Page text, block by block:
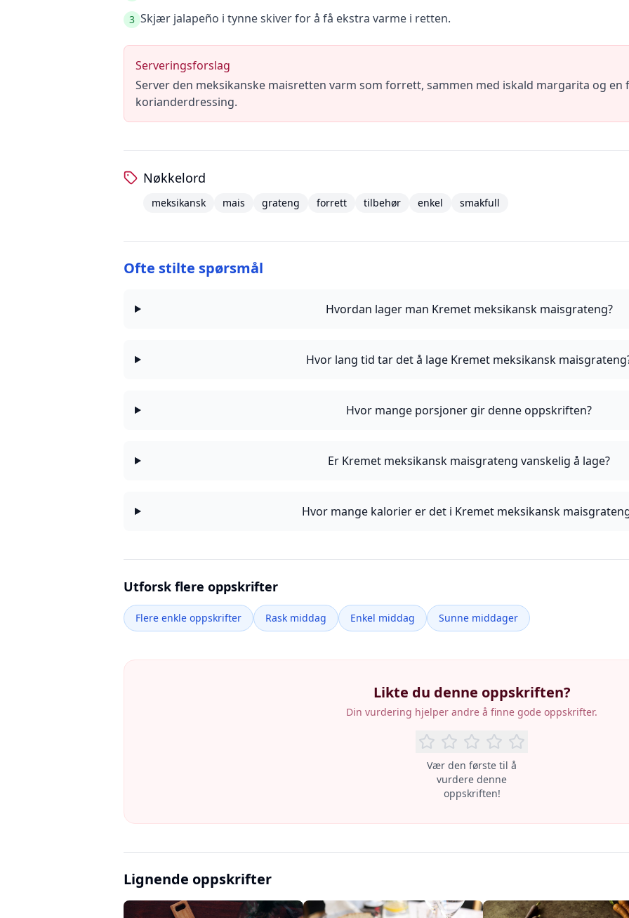
3 Skjær jalapeño i tynne skiver for å få ekstra varme i retten.
Serveringsforslag
Server den meksikanske maisretten varm som forrett, sammen med iskald margarita og en
korianderdressing.
Nøkkelord
meksikansk mais grateng forrett tilbehør enkel smakfull
Ofte stilte spørsmål
Hvordan lager man Kremet meksikansk maisgrateng?
Hvor lang tid tar det å lage Kremet meksikansk
Hvor mange porsjoner gir denne oppskriften?
Er Kremet meksikansk maisgrateng vanskelig å lage?
Hvor mange kalorier er det i Kremet meksikansk
Utforsk flere oppskrifter
Flere enkle oppskrifter Rask middag Enkel middag Sunne middager
Likte du denne oppskriften?
Din vurdering hjelper andre å finne gode oppskrifter.
Vær den første til å
vurdere denne
oppskriften!
Lignende oppskrifter